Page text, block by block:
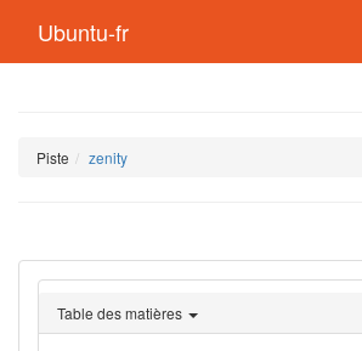
Ubuntu-fr
Piste zenity
Table des matières